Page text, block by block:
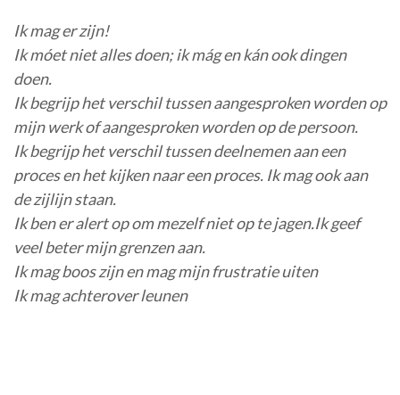
Ik mag er zijn!
Ik móet niet alles doen; ik mág en kán ook dingen
doen.
Ik begrijp het verschil tussen aangesproken worden op
mijn werk of aangesproken worden op de persoon.
Ik begrijp het verschil tussen deelnemen aan een
proces en het kijken naar een proces. Ik mag ook aan
de zijlijn staan.
Ik ben er alert op om mezelf niet op te jagen.Ik geef
veel beter mijn grenzen aan.
Ik mag boos zijn en mag mijn frustratie uiten
Ik mag achterover leunen